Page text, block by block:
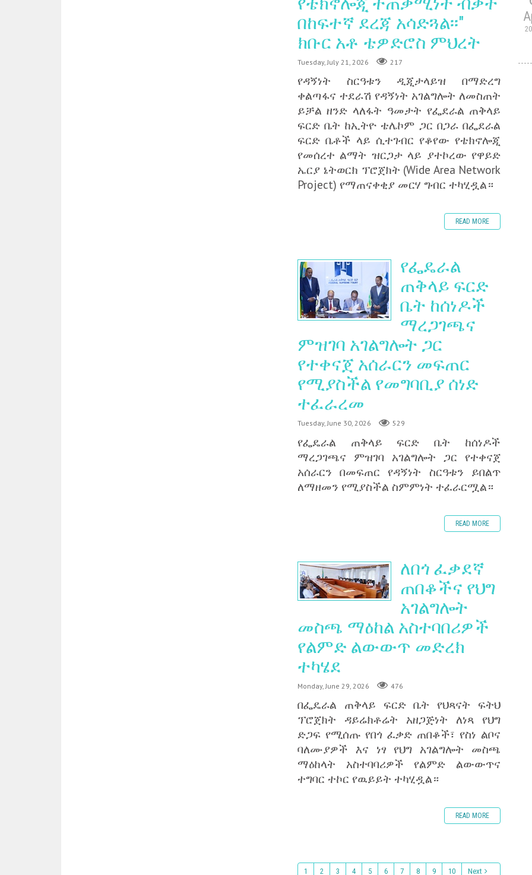
በከፍተኛ ደረጃ አሳድጓል፡፡"
ክቡር አቶ ቴዎድሮስ ምህረት
Tuesday, July 21, 2026 217
የዳኝነት ስርዓቱን ዲጂታላይዝ በማድረግ
ቀልጣፋና ተደራሽ የዳኝነት አገልግሎት ለመስጠት
ይቻል ዘንድ ላለፋት ዓመታት የፌደራል ጠቅላይ
ፍርድ ቤት ከኢትዮ ቴሌኮም ጋር በጋራ በፌደራል
ፍርድ ቤቶች ላይ ሲተገብር የቆየው የቴክኖሎጂ
የመሰረተ ልማት ዝርጋታ ላይ ያተኮረው የዋይድ
ኤርያ ኔትወርክ ፕሮጀክት (Wide Area Network
Project) የማጠናቀቂያ መርሃ ግብር ተካሂዷል።
READ MORE
የፌዴራል
ጠቅላይ ፍርድ
ቤት ከሰነዶች
ማረጋገጫና
ምዝገባ አገልግሎት ጋር
የተቀናጀ አሰራርን መፍጠር
የሚያስችል የመግባቢያ ሰነድ
ተፈራረመ
Tuesday, June 30, 2026 529
‎የፌዴራል ጠቅላይ ፍርድ ቤት ከሰነዶች
ማረጋገጫና ምዝገባ አገልግሎት ጋር የተቀናጀ
አሰራርን በመፍጠር የዳኝነት ስርዓቱን ይበልጥ
ለማዘመን የሚያስችል ስምምነት ተፈራርሟል።
READ MORE
ለበጎ ፈቃደኛ
ጠበቆችና የህግ
አገልግሎት
መስጫ ማዕከል አስተባበሪዎች
የልምድ ልውውጥ መድረክ
ተካሄደ
Monday, June 29, 2026 476
በፌዴራል ጠቅላይ ፍርድ ቤት የህጻናት ፍትህ
ፕሮጀክት ዳይሬክቶሬት አዘጋጅነት ለነጻ የህግ
ድጋፍ የሚሰጡ የበጎ ፈቃድ ጠበቆች፣ የስነ ልቦና
ባለሙያዎች እና ነፃ የህግ አገልግሎት መስጫ
ማዕከላት አስተባባሪዎች የልምድ ልውውጥና
ተግባር ተኮር የዉይይት ተካሂዷል።
READ MORE
1 2 3 4 5 6 7 8 9 10 Next